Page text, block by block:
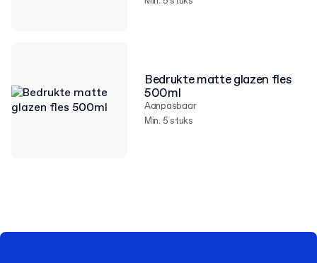
Bedrukte matte glazen fles
500ml
Aanpasbaar
Min. 5 stuks